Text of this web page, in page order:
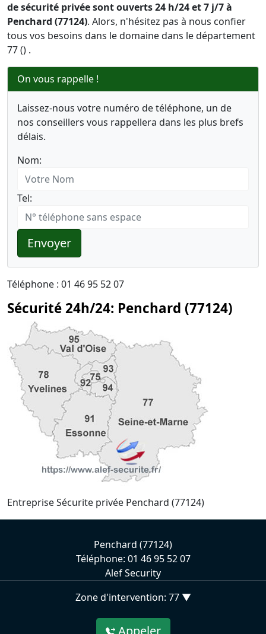
de sécurité privée sont ouverts 24 h/24 et 7 j/7 à
Penchard (77124). Alors, n'hésitez pas à nous confier
tous vos besoins dans le domaine dans le département
77 () .
On vous rappelle !
Laissez-nous votre numéro de téléphone, un de
nos conseillers vous rappellera dans les plus brefs
délais.
Nom:
Tel:
Envoyer
Téléphone : 01 46 95 52 07
Sécurité 24h/24: Penchard (77124)
Entreprise Sécurite privée Penchard (77124)
Penchard (77124)
Téléphone: 01 46 95 52 07
Alef Security
Zone d'intervention: 77 ▼
Appeler